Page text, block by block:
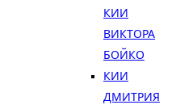
КИИ
ВИКТОРА
БОЙКО
КИИ
ДМИТРИЯ